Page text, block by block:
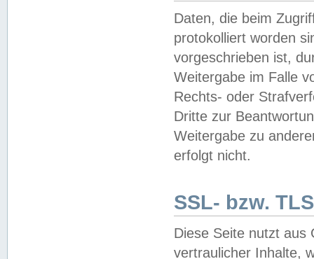
Daten, die beim
protokolliert worden
vorgeschrieben ist,
Weitergabe im Falle
Rechts- oder
Dritte zur
Weitergabe zu
erfolgt nicht.
SSL- bzw.
Diese Seite nutzt aus
vertraulicher Inhalte,